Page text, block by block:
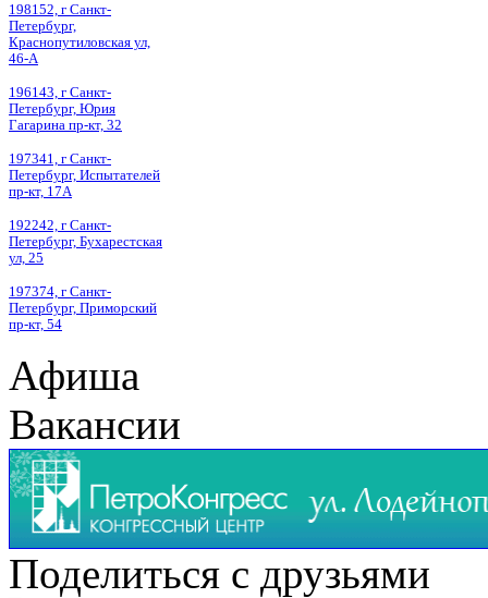
198152, г Санкт-
Петербург,
Краснопутиловская ул,
46-А
196143, г Санкт-
Петербург, Юрия
Гагарина пр-кт, 32
197341, г Санкт-
Петербург, Испытателей
пр-кт, 17А
192242, г Санкт-
Петербург, Бухарестская
ул, 25
197374, г Санкт-
Петербург, Приморский
пр-кт, 54
Афиша
Вакансии
Поделиться с друзьями